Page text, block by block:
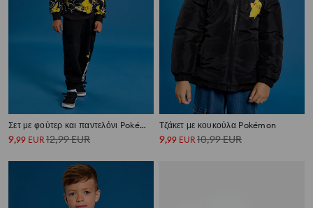
Σετ με φούτερ και παντελόνι Pokémon
9,99 EUR12,99EUR
Τζάκετ με κουκούλα Pokémon
9,99 EUR10,99EUR